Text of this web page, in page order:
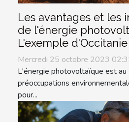
Les avantages et les
de l'énergie
L'exemple d'Occitanie
Mercredi 25 octobre 2023
L'énergie photovoltaïque est
préoccupations
pour...